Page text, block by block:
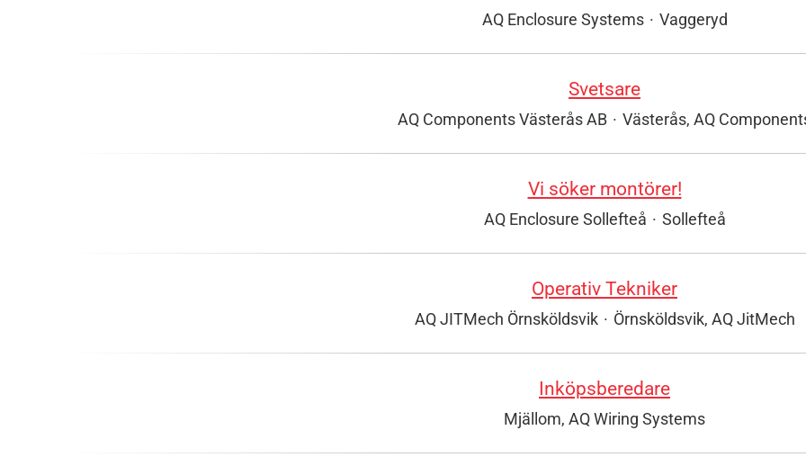
AQ Enclosure Systems · Vaggeryd
Svetsare
AQ Components Västerås AB · Västerås, AQ
Vi söker montörer!
AQ Enclosure Sollefteå · Sollefteå
Operativ Tekniker
AQ JITMech Örnsköldsvik · Örnsköldsvik, AQ JitMech
Inköpsberedare
Mjällom, AQ Wiring Systems